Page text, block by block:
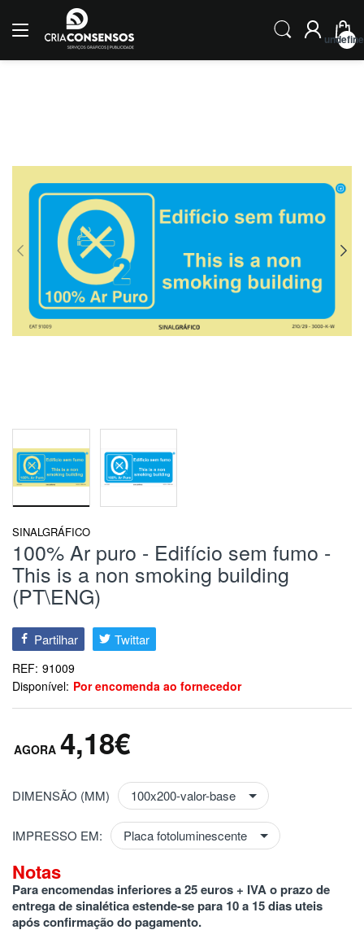
SINALGRÁFICO
100% Ar puro - Edifício sem fumo -
This is a non smoking building
(PT\ENG)
Partilhar Twittar
REF: 91009
Disponível: Por encomenda ao fornecedor
4,18€
DIMENSÃO (MM)
IMPRESSO EM:
Notas
Para encomendas inferiores a 25 euros + IVA o prazo de
entrega de sinalética estende-se para 10 a 15 dias uteis
após confirmação do pagamento.